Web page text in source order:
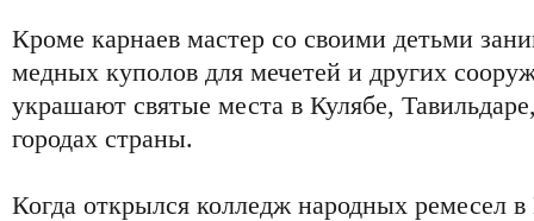
Кроме карнаев мастер со своими детьми
медных куполов для мечетей и других
украшают святые места в Кулябе,
городах страны.
Когда открылся колледж народных ремесел